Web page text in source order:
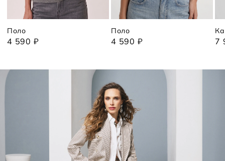
Поло
4 590 ₽
Поло
4 590 ₽ 7